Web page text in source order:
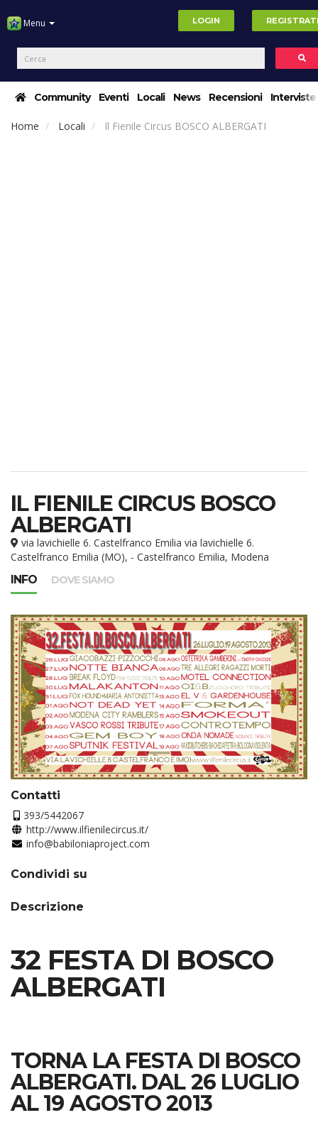
Menu LOGIN
Community Eventi Locali News Recensioni Interviste
Home Locali Il Fienile Circus BOSCO ALBERGATI
IL FIENILE CIRCUS BOSCO
ALBERGATI
via lavichielle 6. Castelfranco Emilia via lavichielle 6.
Castelfranco Emilia (MO), - Castelfranco Emilia, Modena
INFO
DOVE SIAMO
Contatti
393/5442067
http://www.ilfienilecircus.it/
info@babiloniaproject.com
Condividi su
Descrizione
32 FESTA DI BOSCO
ALBERGATI
TORNA LA FESTA DI BOSCO
ALBERGATI. DAL 26 LUGLIO
AL 19 AGOSTO 2013